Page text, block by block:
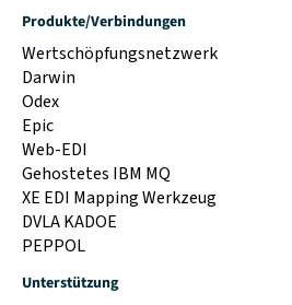
Produkte/Verbindungen
Wertschöpfungsnetzwerk
Darwin
Odex
Epic
Web-EDI
Gehostetes IBM MQ
XE EDI Mapping Werkzeug
DVLA KADOE
PEPPOL
Unterstützung